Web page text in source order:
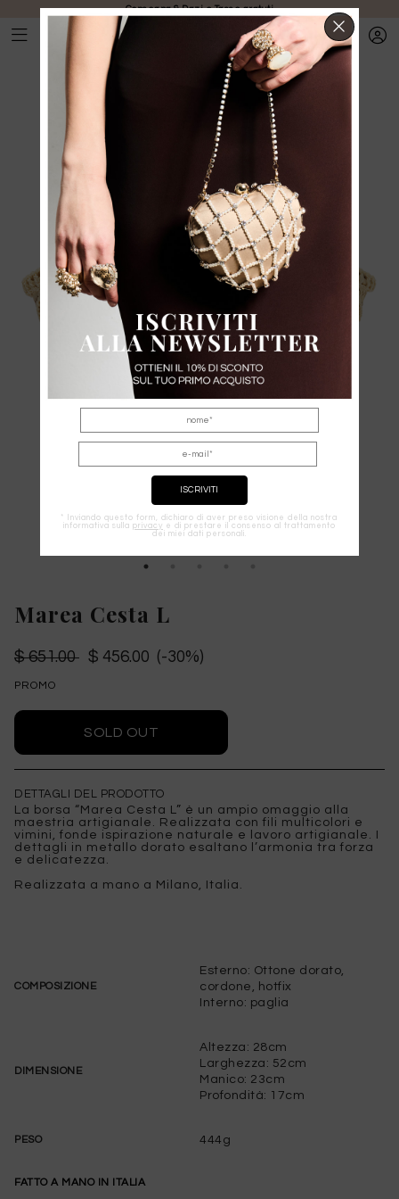
Consegna & Dazi e Tasse gratuti
Marea Cesta L
$ 651.00 $ 456.00 (-30%)
PROMO
DETTAGLI DEL PRODOTTO
La borsa “Marea Cesta L” è un ampio omaggio alla
maestria artigianale. Realizzata con fili multicolori e
vimini, fonde ispirazione naturale e lavoro artigianale. I
dettagli in metallo dorato esaltano l’armonia tra forza
e delicatezza.
Realizzata a mano a Milano, Italia.
COMPOSIZIONE
Esterno: Ottone dorato,
cordone, hotfix
Interno: paglia
DIMENSIONE
Altezza: 28cm
Larghezza: 52cm
Manico: 23cm
Profondità: 17cm
PESO 444g
FATTO A MANO IN ITALIA
* Inviando questo form, dichiaro di aver preso visione della nostra
informativa sulla privacy e di prestare il consenso al trattamento
dei miei dati personali.